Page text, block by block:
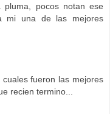
pocos notan ese
mi una de las mejores
fueron las mejores
recien termino...